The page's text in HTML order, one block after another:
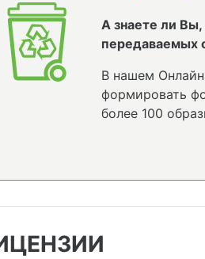
А знаете ли
передаваемых
В нашем
формировать
более 100